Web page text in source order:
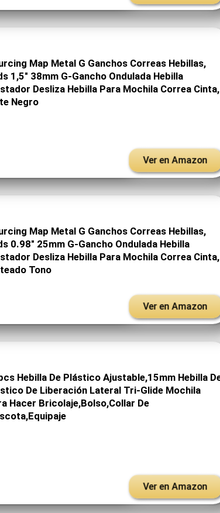
Map Metal G Ganchos Correas Hebillas,
1,5″ 38mm G-Gancho Ondulada Hebilla
Desliza Hebilla Para Mochila Correa Cinta,
Negro
Ver en Amazon
Map Metal G Ganchos Correas Hebillas,
0.98″ 25mm G-Gancho Ondulada Hebilla
Desliza Hebilla Para Mochila Correa Cinta,
Tono
Ver en Amazon
Hebilla De Plástico Ajustable,15mm Hebilla
De Liberación Lateral Tri-Glide Mochila
Hacer Bricolaje,Bolso,Collar De
Ver en Amazon